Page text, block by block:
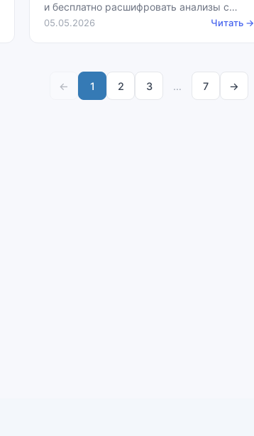
и бесплатно расшифровать анализы с
примерами норм.
05.05.2026 Читать →
← 1 2 3 … 7 →